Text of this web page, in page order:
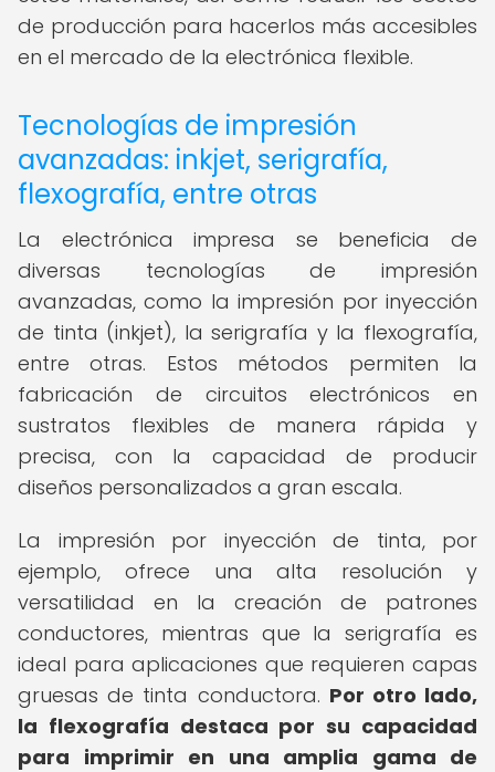
de producción para hacerlos más accesibles
en el mercado de la electrónica flexible.
Tecnologías de impresión
avanzadas: inkjet, serigrafía,
flexografía, entre otras
La electrónica impresa se beneficia de
diversas tecnologías de impresión
avanzadas, como la impresión por inyección
de tinta (inkjet), la serigrafía y la flexografía,
entre otras. Estos métodos permiten la
fabricación de circuitos electrónicos en
sustratos flexibles de manera rápida y
precisa, con la capacidad de producir
diseños personalizados a gran escala.
La impresión por inyección de tinta, por
ejemplo, ofrece una alta resolución y
versatilidad en la creación de patrones
conductores, mientras que la serigrafía es
ideal para aplicaciones que requieren capas
gruesas de tinta conductora. Por otro lado,
la flexografía destaca por su capacidad
para imprimir en una amplia gama de